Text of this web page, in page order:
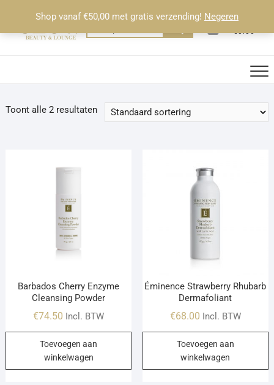
Shop vanaf €50,00 met gratis verzending! Negeren
de
naar:
0
Totaal
€0.00
Toont alle 2 resultaten
Barbados Cherry Enzyme
Cleansing Powder
€74.50 Incl. BTW
Toevoegen aan
winkelwagen
Éminence Strawberry Rhubarb
Dermafoliant
€68.00 Incl. BTW
Toevoegen aan
winkelwagen